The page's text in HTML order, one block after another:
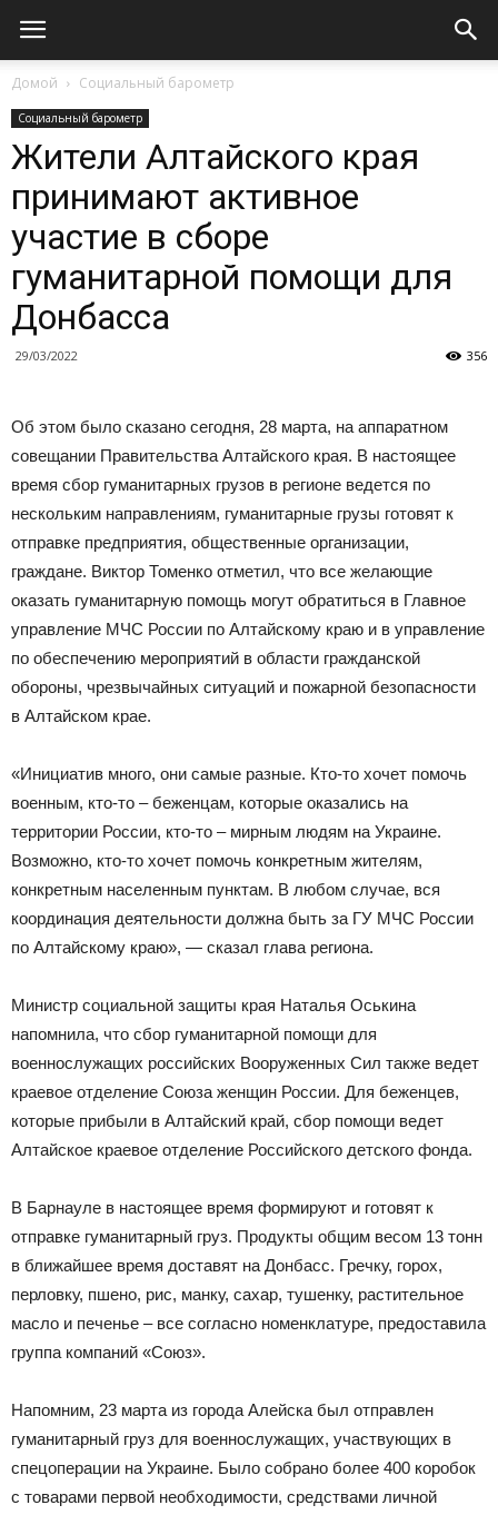
Домой Социальный барометр
Социальный барометр
Жители Алтайского края
принимают активное
участие в сборе
гуманитарной помощи для
Донбасса
29/03/2022 356
Об этом было сказано сегодня, 28 марта, на аппаратном
совещании Правительства Алтайского края. В настоящее
время сбор гуманитарных грузов в регионе ведется по
нескольким направлениям, гуманитарные грузы готовят к
отправке предприятия, общественные организации,
граждане. Виктор Томенко отметил, что все желающие
оказать гуманитарную помощь могут обратиться в Главное
управление МЧС России по Алтайскому краю и в управление
по обеспечению мероприятий в области гражданской
обороны, чрезвычайных ситуаций и пожарной безопасности
в Алтайском крае.
«Инициатив много, они самые разные. Кто-то хочет помочь
военным, кто-то – беженцам, которые оказались на
территории России, кто-то – мирным людям на Украине.
Возможно, кто-то хочет помочь конкретным жителям,
конкретным населенным пунктам. В любом случае, вся
координация деятельности должна быть за ГУ МЧС России
по Алтайскому краю», — сказал глава региона.
Министр социальной защиты края Наталья Оськина
напомнила, что сбор гуманитарной помощи для
военнослужащих российских Вооруженных Сил также ведет
краевое отделение Союза женщин России. Для беженцев,
которые прибыли в Алтайский край, сбор помощи ведет
Алтайское краевое отделение Российского детского фонда.
В Барнауле в настоящее время формируют и готовят к
отправке гуманитарный груз. Продукты общим весом 13 тонн
в ближайшее время доставят на Донбасс. Гречку, горох,
перловку, пшено, рис, манку, сахар, тушенку, растительное
масло и печенье – все согласно номенклатуре, предоставила
группа компаний «Союз».
Напомним, 23 марта из города Алейска был отправлен
гуманитарный груз для военнослужащих, участвующих в
спецоперации на Украине. Было собрано более 400 коробок
с товарами первой необходимости, средствами личной